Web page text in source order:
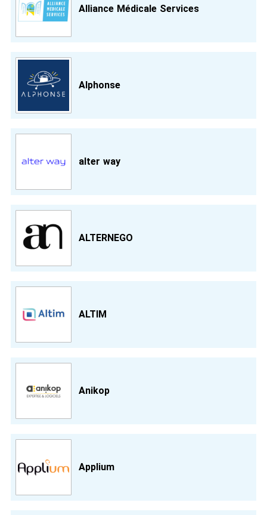
Alliance Médicale Services
Alphonse
alter way
ALTERNEGO
ALTIM
Anikop
Applium